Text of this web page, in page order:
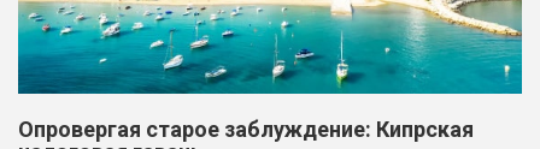
Опровергая старое заблуждение: Кипрская